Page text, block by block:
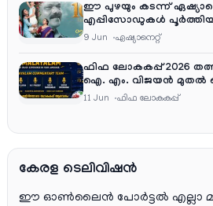
ഈ പുഴയും കടന്ന്
എപ്പിസോഡുകൾ
തിങ്കൾ മുതൽ വെള്ളി വരെ
9 Jun ഏഷ്യാനെറ്റ്‌
ഫിഫ ലോകകപ്പ് 2026
ഐ. എം. വിജയൻ മുതൽ
വരെ കമന്ററി സംഘത്തിൽ
11 Jun ഫിഫ ലോകകപ്പ്
കേരള ടെലിവിഷൻ
ഈ ഓൺലൈൻ പോർട്ടൽ എല്ലാ